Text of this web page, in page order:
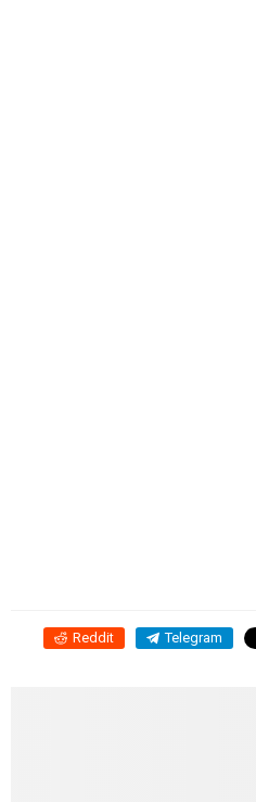
Reddit Telegram